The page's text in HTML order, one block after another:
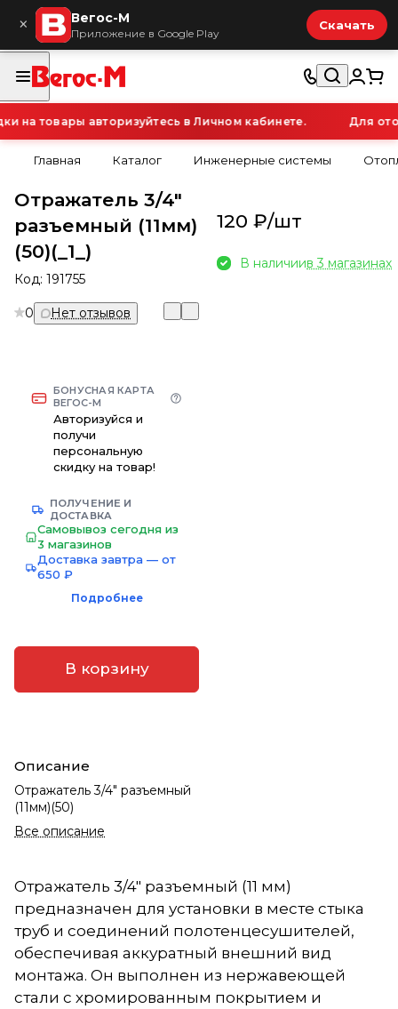
× Вегос-М
Приложение в Google Play
Скачать
товары авторизуйтесь в Личном кабинете. Для
Главная Каталог Инженерные системы
Отражатель 3/4"
разъемный (11мм)
(50)(_1_)
Код: 191755
0 Нет отзывов
БОНУСНАЯ КАРТА
ВЕГОС-М
Авторизуйся и
получи
персональную
скидку на товар!
ПОЛУЧЕНИЕ И
ДОСТАВКА
Самовывоз сегодня из
3 магазинов
Доставка завтра — от
650 ₽
Подробнее
В корзину
Описание
Отражатель 3/4" разъемный
(11мм)(50)
Все описание
120 ₽/шт
В наличиив 3 магазинах
Отражатель 3/4" разъемный (11 мм)
предназначен для установки в месте стыка
труб и соединений полотенцесушителей,
обеспечивая аккуратный внешний вид
монтажа. Он выполнен из нержавеющей
стали с хромированным покрытием и